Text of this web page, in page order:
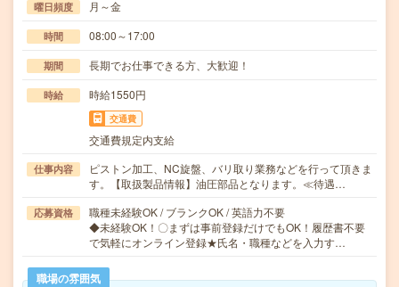
曜日頻度 月～金
時間 08:00～17:00
期間 長期でお仕事できる方、大歓迎！
時給 時給1550円
交通費
交通費規定内支給
仕事内容
ピストン加工、NC旋盤、バリ取り業務などを行って頂きま
す。【取扱製品情報】油圧部品となります。≪待遇…
応募資格
職種未経験OK / ブランクOK / 英語力不要
◆未経験OK！〇まずは事前登録だけでもOK！履歴書不要
で気軽にオンライン登録★氏名・職種などを入力す…
職場の雰囲気